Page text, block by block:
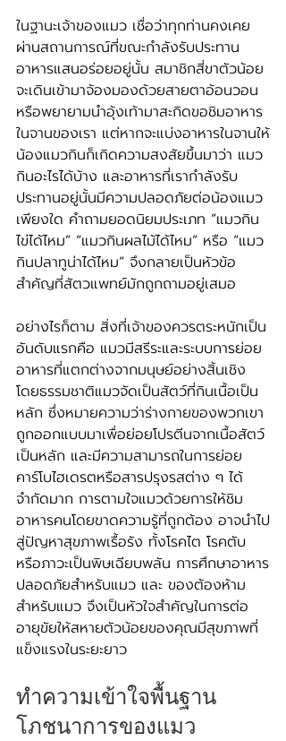
ในฐานะเจ้าของแมว เชื่อว่าทุกท่านคงเคย
ผ่านสถานการณ์ที่ขณะกำลังรับประทาน
อาหารแสนอร่อยอยู่นั้น สมาชิกสี่ขาตัวน้อย
จะเดินเข้ามาจ้องมองด้วยสายตาอ้อนวอน
หรือพยายามนำอุ้งเท้ามาสะกิดขอชิมอาหาร
ในจานของเรา แต่หากจะแบ่งอาหารในจานให้
น้องแมวกินก็เกิดความสงสัยขึ้นมาว่า แมว
กินอะไรได้บ้าง และอาหารที่เรากำลังรับ
ประทานอยู่นั้นมีความปลอดภัยต่อน้องแมว
เพียงใด คำถามยอดนิยมประเภท “แมวกิน
ไข่ได้ไหม” “แมวกินผลไม้ได้ไหม” หรือ “แมว
กินปลาทูน่าได้ไหม” จึงกลายเป็นหัวข้อ
สำคัญที่สัตวแพทย์มักถูกถามอยู่เสมอ
อย่างไรก็ตาม สิ่งที่เจ้าของควรตระหนักเป็น
อันดับแรกคือ แมวมีสรีระและระบบการย่อย
อาหารที่แตกต่างจากมนุษย์อย่างสิ้นเชิง
โดยธรรมชาติแมวจัดเป็นสัตว์ที่กินเนื้อเป็น
หลัก ซึ่งหมายความว่าร่างกายของพวกเขา
ถูกออกแบบมาเพื่อย่อยโปรตีนจากเนื้อสัตว์
เป็นหลัก และมีความสามารถในการย่อย
คาร์โบไฮเดรตหรือสารปรุงรสต่าง ๆ ได้
จำกัดมาก การตามใจแมวด้วยการให้ชิม
อาหารคนโดยขาดความรู้ที่ถูกต้อง อาจนำไป
สู่ปัญหาสุขภาพเรื้อรัง ทั้งโรคไต โรคตับ
หรือภาวะเป็นพิษเฉียบพลัน การศึกษาอาหาร
ปลอดภัยสำหรับแมว และ ของต้องห้าม
สำหรับแมว จึงเป็นหัวใจสำคัญในการต่อ
อายุขัยให้สหายตัวน้อยของคุณมีสุขภาพที่
แข็งแรงในระยะยาว
ทำความเข้าใจพื้นฐาน
โภชนาการของแมว